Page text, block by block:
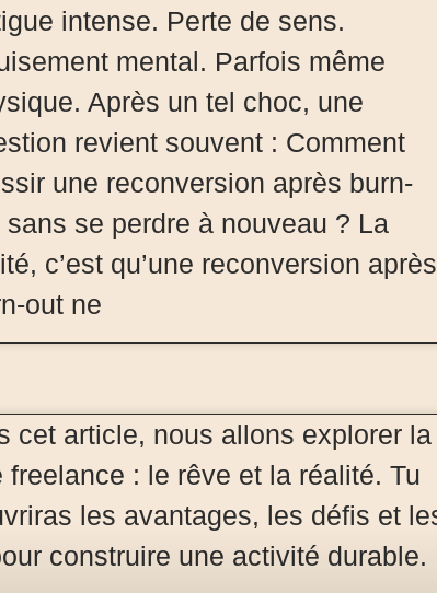
intense. Perte de sens.
mental. Parfois même
Après un tel choc, une
revient souvent : Comment
une reconversion après burn-
sans se perdre à nouveau ? La
c’est qu’une reconversion après
out ne